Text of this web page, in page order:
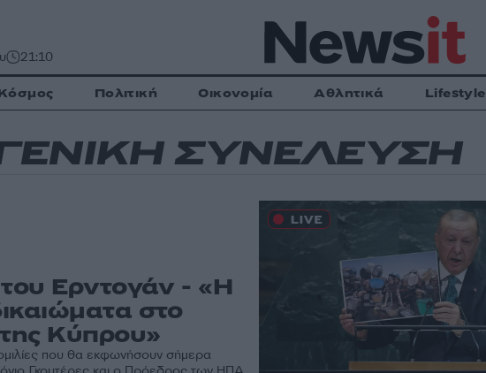
21:10
Πολιτική Οικονομία Αθλητικά Lifestyle
ΣΥΝΕΛΕΥΣΗ
Ερντογάν - «Η
στο
Κύπρου»
που θα εκφωνήσουν σήμερα